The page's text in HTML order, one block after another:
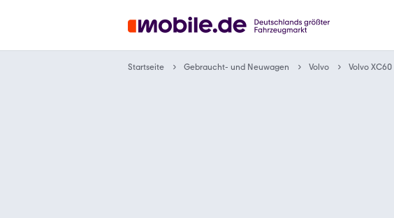
Startseite Gebraucht- und Neuwagen Volvo Volvo XC60